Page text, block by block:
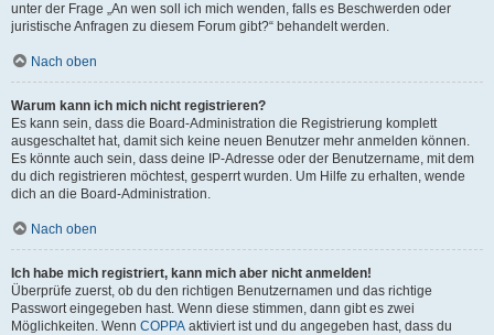
unter der Frage „An wen soll ich mich wenden, falls es Beschwerden oder
juristische Anfragen zu diesem Forum gibt?“ behandelt werden.
Nach oben
Warum kann ich mich nicht registrieren?
Es kann sein, dass die Board-Administration die Registrierung komplett
ausgeschaltet hat, damit sich keine neuen Benutzer mehr anmelden können.
Es könnte auch sein, dass deine IP-Adresse oder der Benutzername, mit dem
du dich registrieren möchtest, gesperrt wurden. Um Hilfe zu erhalten, wende
dich an die Board-Administration.
Nach oben
Ich habe mich registriert, kann mich aber nicht anmelden!
Überprüfe zuerst, ob du den richtigen Benutzernamen und das richtige
Passwort eingegeben hast. Wenn diese stimmen, dann gibt es zwei
Möglichkeiten. Wenn COPPA aktiviert ist und du angegeben hast, dass du